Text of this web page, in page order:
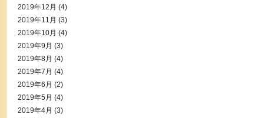
2019年12月 (4)
2019年11月 (3)
2019年10月 (4)
2019年9月 (3)
2019年8月 (4)
2019年7月 (4)
2019年6月 (2)
2019年5月 (4)
2019年4月 (3)